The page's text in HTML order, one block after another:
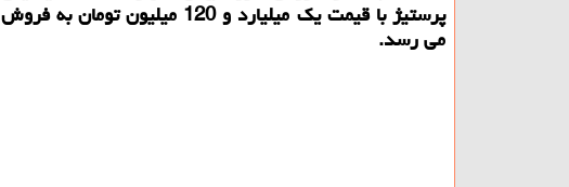
پرستیژ با قیمت یک میلیارد و 120 میلیون تومان به فروش
می رسد.